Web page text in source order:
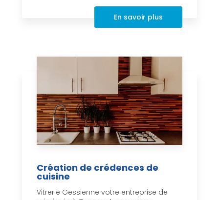
En savoir plus
Création de crédences de
cuisine
Vitrerie Gessienne votre entreprise de